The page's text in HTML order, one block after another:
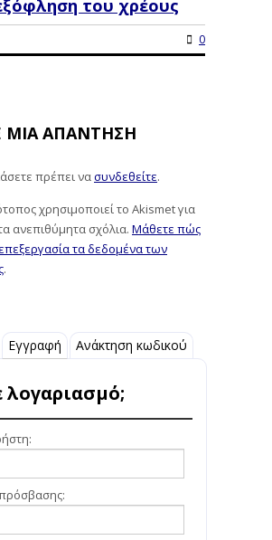
του χρέους
0
ΜΙΑ ΑΠΆΝΤΗΣΗ
πρέπει νασυνδεθείτε.
χρησιμοποιεί το Akismet για
ανεπιθύμητα σχόλια. Μάθετε πώς
τα δεδομένα των
.
Εγγραφή Ανάκτηση κωδικού
λογαριασμό;